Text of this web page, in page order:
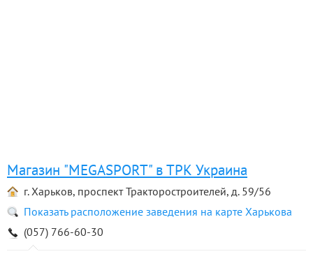
Магазин "MEGASPORT" в ТРК Украина
г. Харьков, проспект Тракторостроителей, д. 59/56
Показать расположение заведения на карте Харькова
(057) 766-60-30